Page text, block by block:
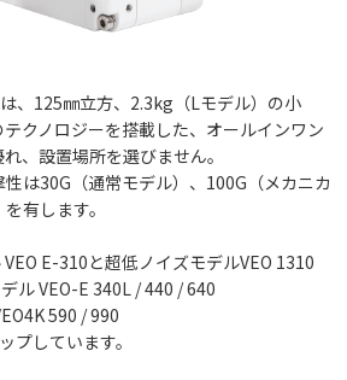
、125㎜立方、2.3kg（Lモデル）の小
クノロジーを搭載した、オールインワン
、設置場所を選びません。
は30G（通常モデル）、100G（メカニカ
有します。
E-310と超低ノイズモデルVEO 1310
ル VEO-E 340L / 440 / 640
590 / 990
プしています。